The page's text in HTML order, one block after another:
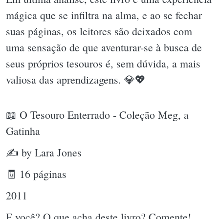
mágica que se infiltra na alma, e ao se fechar
suas páginas, os leitores são deixados com
uma sensação de que aventurar-se à busca de
seus próprios tesouros é, sem dúvida, a mais
valiosa das aprendizagens. 💎💖
📖 O Tesouro Enterrado - Coleção Meg, a
Gatinha
✍ by Lara Jones
🧾 16 páginas
2011